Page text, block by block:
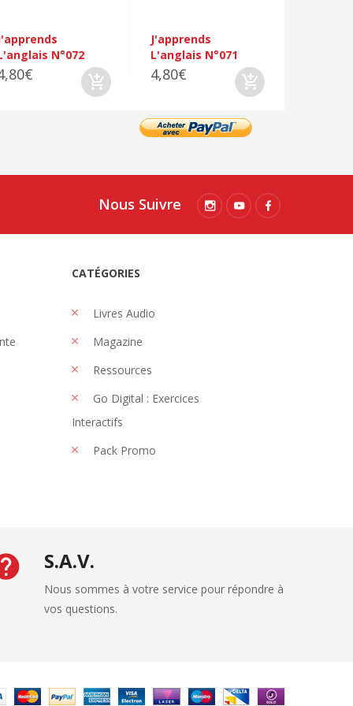
N°072
J'apprends
L'anglais N°071
4,80€
Nous Suivre
CATÉGORIES
Livres Audio
Magazine
Ressources
Go Digital : Exercices
Interactifs
Pack Promo
S.A.V.
Nous sommes à votre service pour répondre à
vos questions.